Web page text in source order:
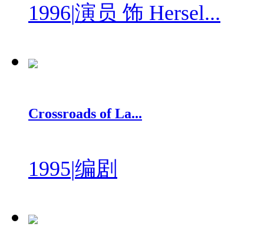
1996|演员 饰 Hersel...
Crossroads of La...
1995|编剧